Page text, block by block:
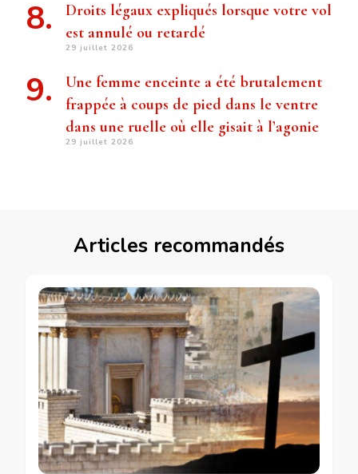
Droits légaux expliqués lorsque votre vol
est annulé ou retardé
29 juillet 2026
Une femme enceinte a été brutalement
frappée à coups de pied dans le ventre
dans une ruelle où elle gisait à l’agonie
29 juillet 2026
Articles recommandés